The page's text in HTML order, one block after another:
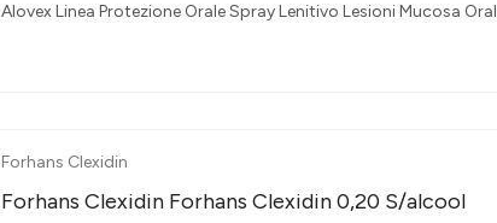
Alovex Linea Protezione Orale Spray Lenitivo Lesioni Mucosa
Forhans Clexidin
Forhans Clexidin Forhans Clexidin 0,20 S/alcool